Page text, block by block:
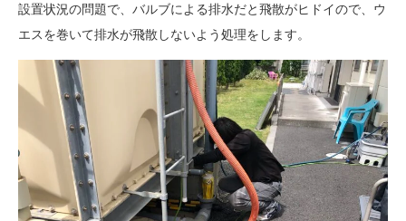
設置状況の問題で、バルブによる排水だと飛散がヒドイので、ウ
エスを巻いて排水が飛散しないよう処理をします。